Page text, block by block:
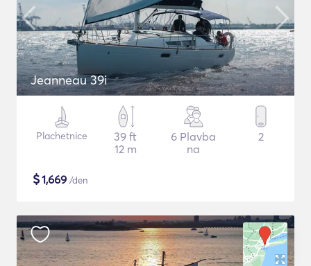
Jeanneau 39i
Plachetnice
39 ft
12 m
6 Plavba
na
2
$1,669 /den